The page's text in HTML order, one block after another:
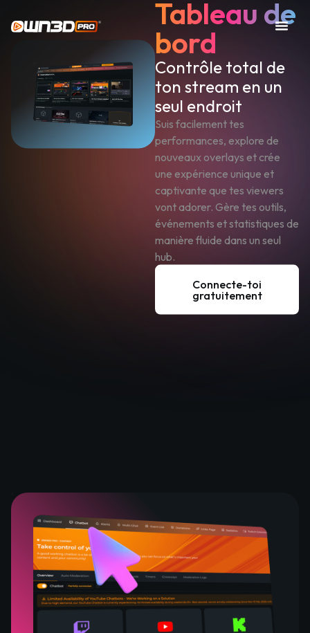
Tableau de
bord
Contrôle total de
ton stream en un
seul endroit
Suis facilement tes
performances, explore de
nouveaux overlays et crée
une expérience unique et
captivante que tes viewers
vont adorer. Gère tes outils,
événements et statistiques de
manière fluide dans un seul
hub.
Connecte-toi
gratuitement